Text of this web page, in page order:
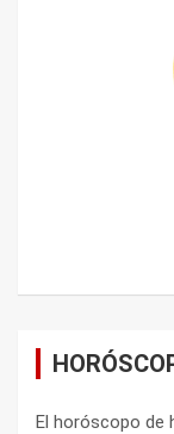
El horóscopo de